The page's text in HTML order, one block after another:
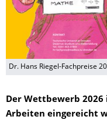
Dr. Hans Riegel-Fachpreise
Der Wettbewerb
Arbeiten eingereicht